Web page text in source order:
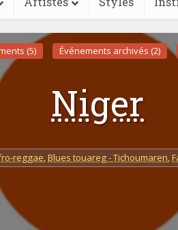
(5) Événements archivés (2)
Niger
reggae,Blues touareg - Tichoumaren,